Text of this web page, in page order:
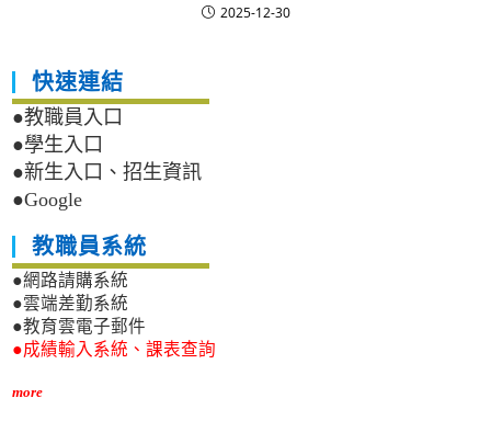
2025-12-30
快速連結
●教職員入口
●學生入口
●新生入口、招生資訊
●Google
教職員系統
●網路請購系統
●雲端差勤系統
●教育雲電子郵件
●成績輸入系統、課表查詢
more